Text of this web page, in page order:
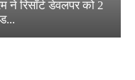
रिसॉर्ट डेवलपर को 2